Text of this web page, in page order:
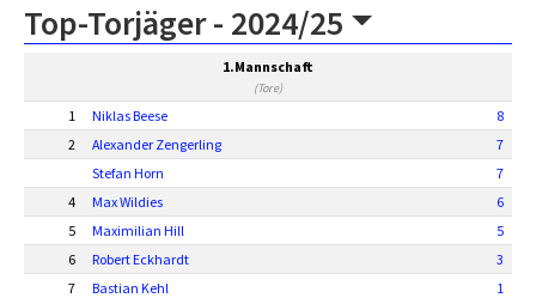
Top-Torjäger - 2024/25
1.Mannschaft
(Tore)
1 Niklas Beese
8
2
Alexander Zengerling
7
Stefan Horn
7
4
Max Wildies
6
5
Maximilian Hill
5
6
Robert Eckhardt
3
7
Bastian Kehl
1